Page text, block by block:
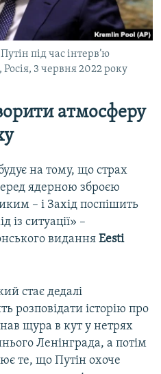
під час інтерв’ю
Росія, 3 червня 2022 року
атмосферу
на тому, що страх
ядерною зброєю
– і Захід поспішить
із ситуації» –
видання Eesti
стає дедалі
розповідати історію про
щура в кут у нетрях
Ленінграда, а потім
те, що Путін охоче